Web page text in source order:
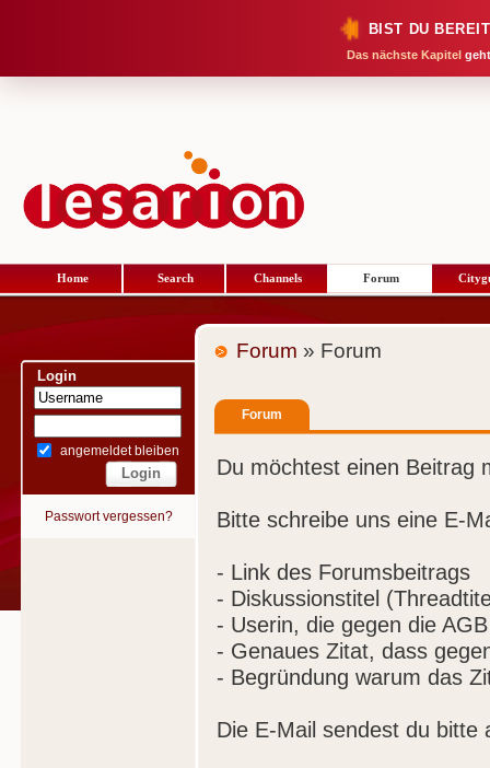
BIST DU
Das nächste Kapitel
Home Search Channels Forum
Login
angemeldet bleiben
Passwort vergessen?
Forum » Forum
Forum
Du möchtest einen Beitrag
Bitte schreibe uns eine E-
- Link des Forumsbeitrags
- Diskussionstitel
- Userin, die gegen die
- Genaues Zitat, dass
- Begründung warum das
Die E-Mail sendest du bitte